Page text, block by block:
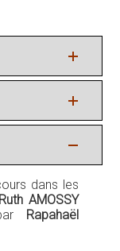
dans les
Ruth AMOSSY
Rapahaël